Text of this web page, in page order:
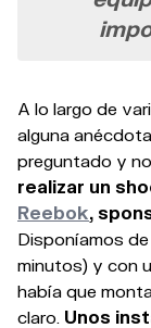
A lo largo de
alguna
preguntado y
realizar un
Reebok,
Disponíamos
minutos) y con
había que
claro. Unos